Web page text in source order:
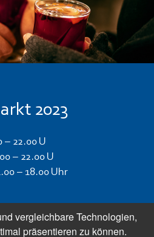
2023
– 22.00 U
– 22.00 U
– 18.00 Uhr
vergleichbare Technologien,
präsentieren zu können.